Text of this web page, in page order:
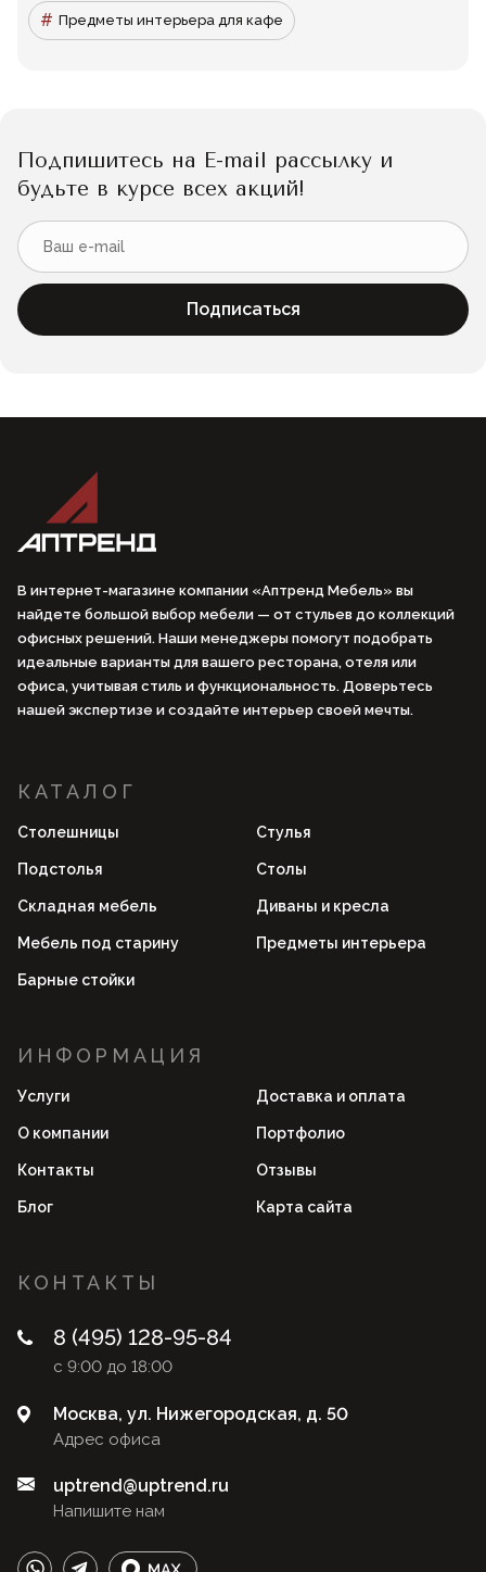
Предметы интерьера для кафе
Подпишитесь на E-mail рассылку и
будьте в курсе всех акций!
Подписаться
В интернет-магазине компании «Аптренд Мебель» вы
найдете большой выбор мебели — от стульев до коллекций
офисных решений. Наши менеджеры помогут подобрать
идеальные варианты для вашего ресторана, отеля или
офиса, учитывая стиль и функциональность. Доверьтесь
нашей экспертизе и создайте интерьер своей мечты.
КАТАЛОГ
Столешницы Стулья
Подстолья Столы
Складная мебель Диваны и кресла
Мебель под старину Предметы интерьера
Барные стойки
ИНФОРМАЦИЯ
Услуги Доставка и оплата
О компании Портфолио
Контакты Отзывы
Блог Карта сайта
КОНТАКТЫ
8 (495) 128-95-84
с 9:00 до 18:00
Адрес офиса
Москва, ул. Нижегородская, д. 50
Напишите нам
uptrend@uptrend.ru